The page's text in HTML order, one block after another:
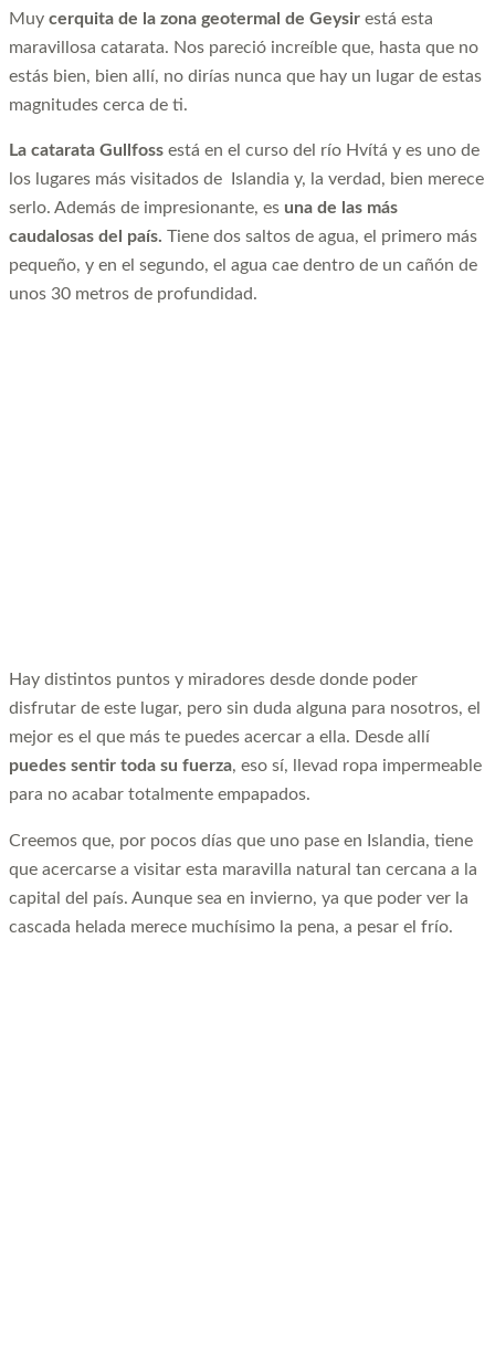
Muy cerquita de la zona geotermal de Geysir está esta
maravillosa catarata. Nos pareció increíble que, hasta que no
estás bien, bien allí, no dirías nunca que hay un lugar de estas
magnitudes cerca de ti.
La catarata Gullfoss está en el curso del río Hvítá y es uno de
los lugares más visitados de Islandia y, la verdad, bien merece
serlo. Además de impresionante, es una de las más
caudalosas del país. Tiene dos saltos de agua, el primero más
pequeño, y en el segundo, el agua cae dentro de un cañón de
unos 30 metros de profundidad.
Hay distintos puntos y miradores desde donde poder
disfrutar de este lugar, pero sin duda alguna para nosotros, el
mejor es el que más te puedes acercar a ella. Desde allí
puedes sentir toda su fuerza, eso sí, llevad ropa impermeable
para no acabar totalmente empapados.
Creemos que, por pocos días que uno pase en Islandia, tiene
que acercarse a visitar esta maravilla natural tan cercana a la
capital del país. Aunque sea en invierno, ya que poder ver la
cascada helada merece muchísimo la pena, a pesar el frío.